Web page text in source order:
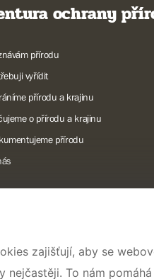
ochrany
přírodu
vyřídit
přírodu a krajinu
o přírodu a krajinu
přírodu
zajišťují, aby se
To nám